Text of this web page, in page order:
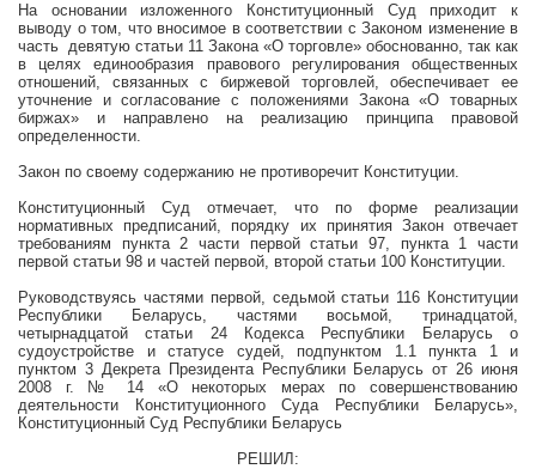
На основании изложенного Конституционный Суд приходит к
выводу о том, что вносимое в соответствии с Законом изменение в
часть девятую статьи 11 Закона «О торговле» обоснованно, так как
в целях единообразия правового регулирования общественных
отношений, связанных с биржевой торговлей, обеспечивает ее
уточнение и согласование с положениями Закона «О товарных
биржах» и направлено на реализацию принципа правовой
определенности.
Закон по своему содержанию не противоречит Конституции.
Конституционный Суд отмечает, что по форме реализации
нормативных предписаний, порядку их принятия Закон отвечает
требованиям пункта 2 части первой статьи 97, пункта 1 части
первой статьи 98 и частей первой, второй статьи 100 Конституции.
Руководствуясь частями первой, седьмойстатьи 116 Конституции
Республики Беларусь, частями восьмой, тринадцатой,
четырнадцатой статьи 24 Кодекса Республики Беларусь о
судоустройстве и статусе судей, подпунктом 1.1 пункта 1 и
пунктом 3 Декрета Президента Республики Беларусь от 26 июня
2008 г. № 14 «О некоторых мерах по совершенствованию
деятельности Конституционного Суда Республики Беларусь»,
Конституционный Суд Республики Беларусь
РЕШИЛ: